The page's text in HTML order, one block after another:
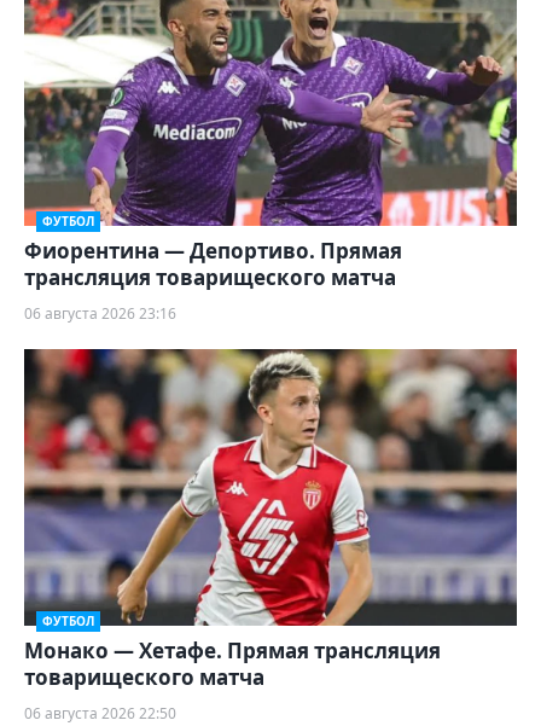
ФУТБОЛ
Фиорентина — Депортиво. Прямая
трансляция товарищеского матча
06 августа 2026 23:16
ФУТБОЛ
Монако — Хетафе. Прямая трансляция
товарищеского матча
06 августа 2026 22:50